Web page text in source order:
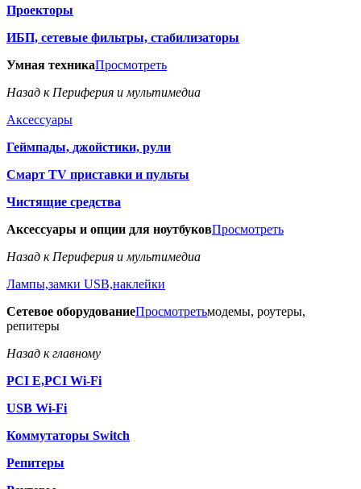
Проекторы
ИБП, сетевые фильтры, стабилизаторы
Умная техникаПросмотреть
Назад к Периферия и мультимедиа
Аксессуары
Геймпады, джойстики, рули
Смарт TV приставки и пульты
Чистящие средства
Аксессуары и опции для ноутбуковПросмотреть
Назад к Периферия и мультимедиа
Лампы,замки USB,наклейки
Сетевое оборудованиеПросмотретьмодемы, роутеры,
репитеры
Назад к главному
PCI E,PCI Wi-Fi
USB Wi-Fi
Коммутаторы Switch
Репитеры